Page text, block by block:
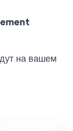
на вашем